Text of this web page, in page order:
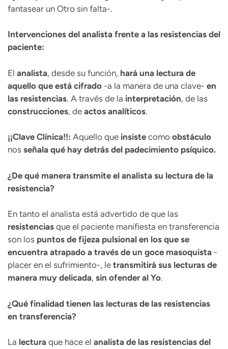
fantasear un Otro sin falta-.
Intervenciones del analista frente a las resistencias del
paciente:
El analista, desde su función, hará una lectura de
aquello que está cifrado -a la manera de una clave- en
las resistencias. A través de la interpretación, de las
construcciones, de actos analíticos.
¡¡Clave Clínica!!: Aquello que insiste como obstáculo
nos señala qué hay detrás del padecimiento psíquico.
¿De qué manera transmite el analista su lectura de la
resistencia?
En tanto el analista está advertido de que las
resistencias que el paciente manifiesta en transferencia
son los puntos de fijeza pulsional en los que se
encuentra atrapado a través de un goce masoquista -
placer en el sufrimiento-, le transmitirá sus lecturas de
manera muy delicada, sin ofender al Yo.
¿Qué finalidad tienen las lecturas de las resistencias
en transferencia?
La lectura que hace el analista de las resistencias del